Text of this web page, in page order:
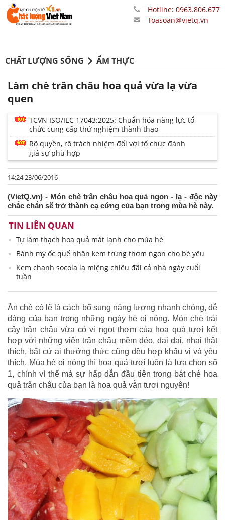
Hotline: 0963.806.677
Toasoan@vietq.vn
CHẤT LƯỢNG SỐNG ẨM THỰC
Làm chè trân châu hoa quả vừa lạ vừa
quen
TCVN ISO/IEC 17043:2025: Chuẩn hóa năng lực tổ
chức cung cấp thử nghiệm thành thạo
Rõ quyền, rõ trách nhiệm đối với tổ chức đánh
giá sự phù hợp
14:24 23/06/2016
(VietQ.vn) - Món chè trân châu hoa quả ngon - lạ - độc này
chắc chắn sẽ trở thành cạ cứng của bạn trong mùa hè này.
TIN LIÊN QUAN
Tự làm thạch hoa quả mát lạnh cho mùa hè
Bánh mỳ ốc quế nhân kem trứng thơm ngon cho bé yêu
Kem chanh socola lạ miệng chiêu đãi cả nhà ngày cuối
tuần
Ăn chè có lẽ là cách bổ sung năng lượng nhanh chóng, dễ
dàng của bạn trong những ngày hè oi nóng. Món chè trái
cây trân châu vừa có vị ngọt thơm của hoa quả tươi kết
hợp với những viên trân châu mềm dẻo, dai dai, nhai thật
thích, bất cứ ai thưởng thức cũng đều hợp khẩu vị và yêu
thích. Mùa hè oi nóng thì hoa quả tươi luôn là lựa chọn số
1, chính vì thế mà sự hấp dẫn đầu tiên trong bát chè hoa
quả trân châu của bạn là hoa quả vẫn tươi nguyên!